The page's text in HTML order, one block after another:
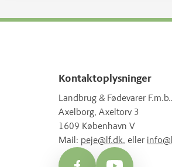
Kontaktoplysninger
Landbrug & Fødevarer
Axelborg, Axeltorv 3
1609 København V
Mail: peje@lf.dk, eller